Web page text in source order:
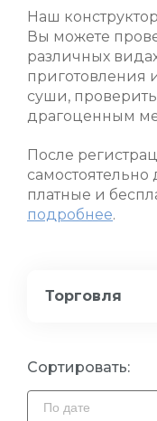
Наш
Вы можете
различных
приготовления
суши,
драгоценным
После
самостоятельно
платные и
подробнее.
Торговля
Сортировать: